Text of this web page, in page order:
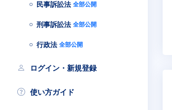
民事訴訟法 全部公開
刑事訴訟法 全部公開
行政法 全部公開
ログイン・新規登録
使い方ガイド